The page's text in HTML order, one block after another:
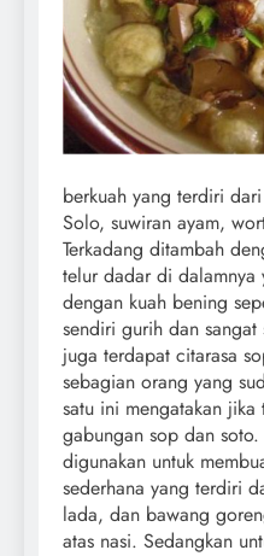
berkuah yang terdiri
Solo, suwiran ayam,
Terkadang ditambah
telur dadar di dalamnya
dengan kuah bening
sendiri gurih dan
juga terdapat citarasa
sebagian orang yang
satu ini mengatakan
gabungan sop dan
digunakan untuk
sederhana yang terdiri
lada, dan bawang
atas nasi. Sedangkan